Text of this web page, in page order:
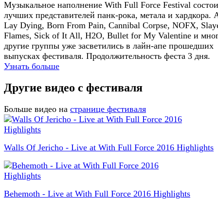
Музыкальное наполнение With Full Force Festival
лучших представителей панк-рока, метала и хардкора.
Lay Dying, Born From Pain, Cannibal Corpse, NOFX,
Flames, Sick of It All, H2O, Bullet for My Valentine и
другие группы уже засветились в лайн-апе прошедших
выпусках фестиваля. Продолжительность феста 3 дня.
Узнать больше
Другие видео с фестиваля
Больше видео на странице фестиваля
Walls Of Jericho - Live at With Full Force 2016 Highlights
Behemoth - Live at With Full Force 2016 Highlights